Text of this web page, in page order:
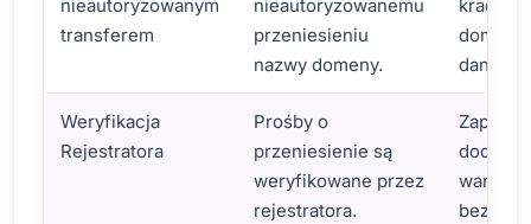
nieautoryzowanym
transferem
nieautoryzowanemu
przeniesieniu
nazwy domeny.
domen
danych.
Weryfikacja
Rejestratora
Prośby o
przeniesienie są
weryfikowane przez
rejestratora.
warstwę